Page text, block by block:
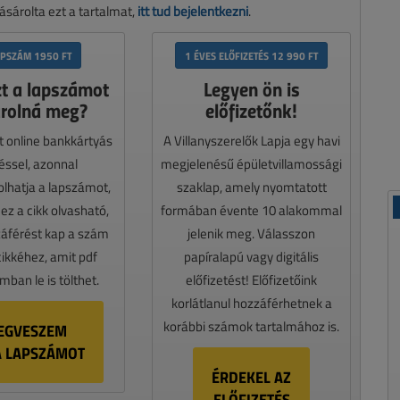
ezt a tartalmat, itt tud bejelentkezni.
1950 FT
a lapszámot
meg?
online bankkártyás
azonnal
a lapszámot,
a cikk olvasható,
kap a szám
amit pdf
le is tölthet.
LAPSZÁMOT
1 ÉVES ELŐFIZETÉS 12 990 FT
Legyen ön is
előfizetőnk!
A Villanyszerelők Lapja egy havi
megjelenésű épületvillamossági
szaklap, amely nyomtatott
formában évente 10 alakommal
jelenik meg. Válasszon
papíralapú vagy digitális
előfizetést! Előfizetőink
korlátlanul hozzáférhetnek a
korábbi számok tartalmához is.
ÉRDEKEL AZ